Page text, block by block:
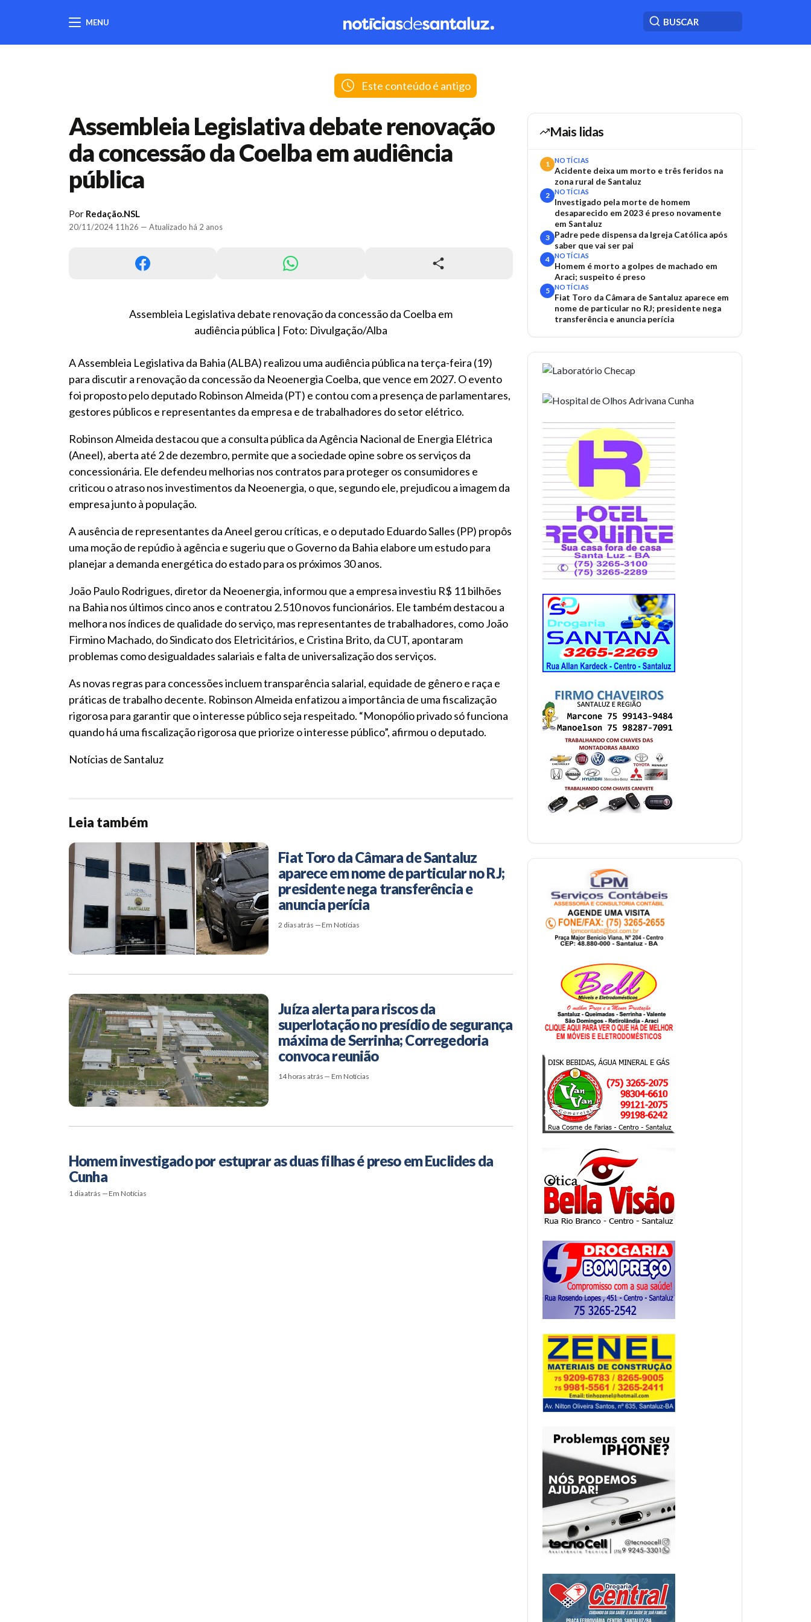
MENU
Este conteúdo é antigo
Assembleia Legislativa debate renovação
da concessão da Coelba em audiência
pública
Por Redação.NSL
20/11/2024 11h26 — Atualizado há 2 anos
Assembleia Legislativa debate renovação da concessão da Coelba em
audiência pública | Foto: Divulgação/Alba
A Assembleia Legislativa da Bahia (ALBA) realizou uma audiência pública na terça-feira (19)
para discutir a renovação da concessão da Neoenergia Coelba, que vence em 2027. O evento
foi proposto pelo deputado Robinson Almeida (PT) e contou com a presença de parlamentares,
gestores públicos e representantes da empresa e de trabalhadores do setor elétrico.
Robinson Almeida destacou que a consulta pública da Agência Nacional de Energia Elétrica
(Aneel), aberta até 2 de dezembro, permite que a sociedade opine sobre os serviços da
concessionária. Ele defendeu melhorias nos contratos para proteger os consumidores e
criticou o atraso nos investimentos da Neoenergia, o que, segundo ele, prejudicou a imagem da
empresa junto à população.
A ausência de representantes da Aneel gerou críticas, e o deputado Eduardo Salles (PP) propôs
uma moção de repúdio à agência e sugeriu que o Governo da Bahia elabore um estudo para
planejar a demanda energética do estado para os próximos 30 anos.
João Paulo Rodrigues, diretor da Neoenergia, informou que a empresa investiu R$ 11 bilhões
na Bahia nos últimos cinco anos e contratou 2.510 novos funcionários. Ele também destacou a
melhora nos índices de qualidade do serviço, mas representantes de trabalhadores, como João
Firmino Machado, do Sindicato dos Eletricitários, e Cristina Brito, da CUT, apontaram
problemas como desigualdades salariais e falta de universalização dos serviços.
As novas regras para concessões incluem transparência salarial, equidade de gênero e raça e
práticas de trabalho decente. Robinson Almeida enfatizou a importância de uma fiscalização
rigorosa para garantir que o interesse público seja respeitado. “Monopólio privado só funciona
quando há uma fiscalização rigorosa que priorize o interesse público”, afirmou o deputado.
Notícias de Santaluz
Leia também
Fiat Toro da Câmara de Santaluz
aparece em nome de particular no RJ;
presidente nega transferência e
anuncia perícia
2 dias atrás — Em Notícias
Juíza alerta para riscos da
superlotação no presídio de segurança
máxima de Serrinha; Corregedoria
convoca reunião
14 horas atrás — Em Notícias
Homem investigado por estuprar as duas filhas é preso em Euclides da
Cunha
1 dia atrás — Em Notícias
Mais lidas
1 NOTÍCIAS
Acidente deixa um morto e três feridos na
zona rural de Santaluz
2 NOTÍCIAS
Investigado pela morte de homem
desaparecido em 2023 é preso novamente
em Santaluz
3
Padre pede dispensa da Igreja Católica após
saber que vai ser pai
4 NOTÍCIAS
Homem é morto a golpes de machado em
Araci; suspeito é preso
5 NOTÍCIAS
Fiat Toro da Câmara de Santaluz aparece em
nome de particular no RJ; presidente nega
transferência e anuncia perícia